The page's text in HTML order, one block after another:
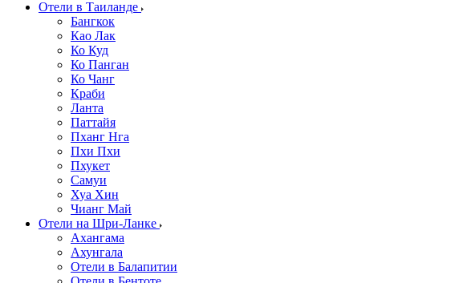
Отели в Таиланде
Бангкок
Као Лак
Ко Куд
Ко Панган
Ко Чанг
Краби
Ланта
Паттайя
Пханг Нга
Пхи Пхи
Пхукет
Самуи
Хуа Хин
Чианг Май
Отели на Шри-Ланке
Ахангама
Ахунгала
Отели в Балапитии